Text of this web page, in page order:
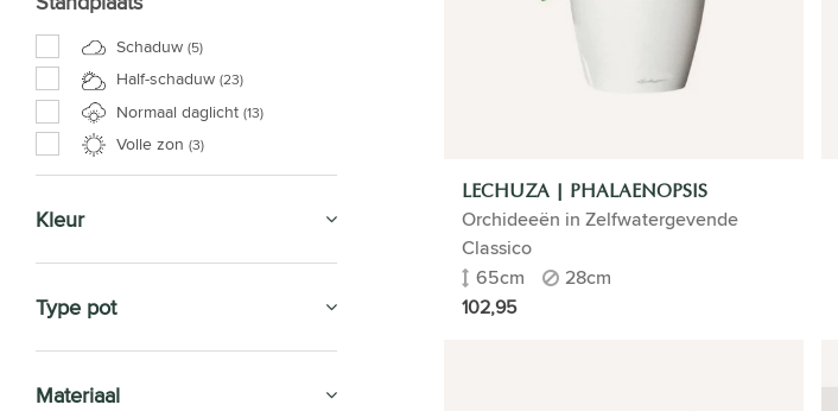
Schaduw (5)
Half-schaduw (23)
Normaal daglicht (13)
Volle zon (3)
Kleur
Type pot
Materiaal
LECHUZA | PHALAENOPSIS
Orchideeën in Zelfwatergevende
Classico
65cm
28cm
102,95